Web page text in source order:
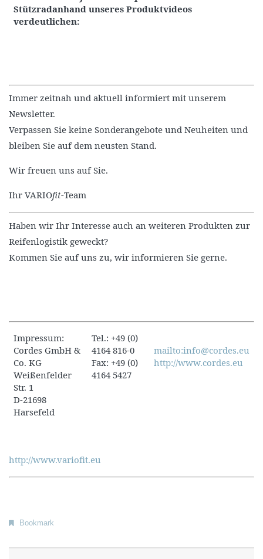
Stützradanhand unseres Produktvideos
verdeutlichen:
Immer zeitnah und aktuell informiert mit unserem
Newsletter.
Verpassen Sie keine Sonderangebote und Neuheiten und
bleiben Sie auf dem neusten Stand.
Wir freuen uns auf Sie.
Ihr VARIOfit-Team
Haben wir Ihr Interesse auch an weiteren Produkten zur
Reifenlogistik geweckt?
Kommen Sie auf uns zu, wir informieren Sie gerne.
Impressum:
Cordes GmbH &
Co. KG
Weißenfelder
Str. 1
D-21698
Harsefeld
Tel.: +49 (0)
4164 816-0
Fax: +49 (0)
4164 5427
mailto:info@cordes.eu
http://www.cordes.eu
http://www.variofit.eu
Bookmark